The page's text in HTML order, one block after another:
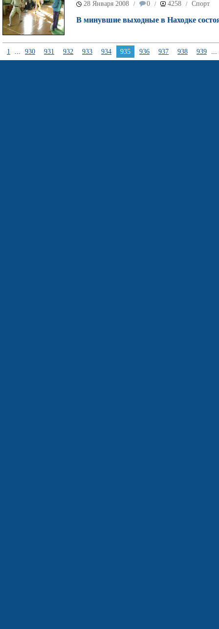
28 Января 2008 / 0 / 4258 / Спорт
В минувшие выходные в Находке
1 ... 930 931 932 933 934 935 936 937 938 939 ...